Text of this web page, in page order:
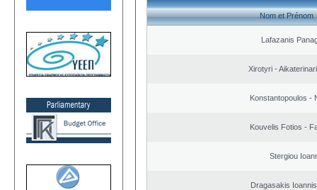
Nom et Prénom
Lafazanis
Xirotyri -
Konstantopoulos -
Kouvelis Fotios -
Stergiou
Dragasakis